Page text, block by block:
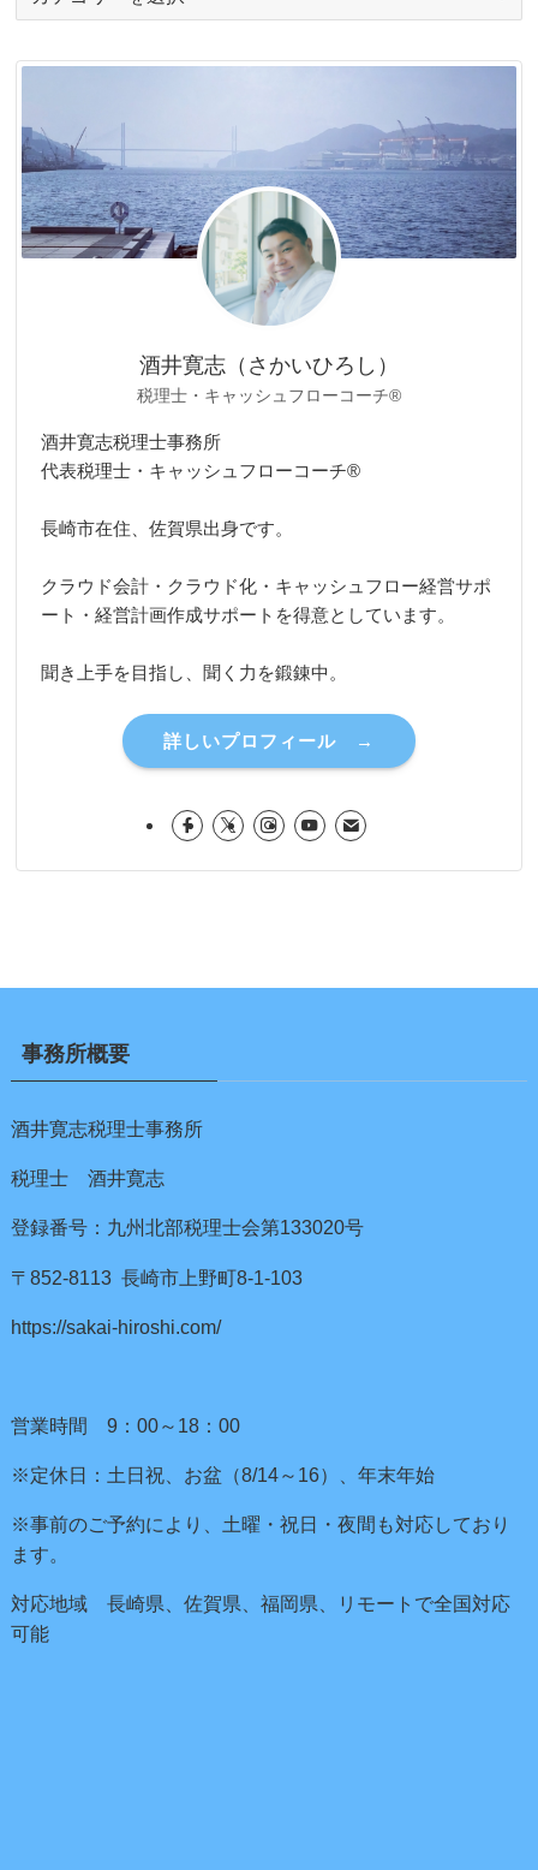
リ
酒井寛志（さかいひろし）
税理士・キャッシュフローコーチ®
酒井寛志税理士事務所
代表税理士・キャッシュフローコーチ®
長崎市在住、佐賀県出身です。
クラウド会計・クラウド化・キャッシュフロー経営サポ
ート・経営計画作成サポートを得意としています。
聞き上手を目指し、聞く力を鍛錬中。
詳しいプロフィール →
事務所概要
酒井寛志税理士事務所
税理士 酒井寛志
登録番号：九州北部税理士会第133020号
〒852-8113 長崎市上野町8-1-103
https://sakai-hiroshi.com/
営業時間 9：00～18：00
※定休日：土日祝、お盆（8/14～16）、年末年始
※事前のご予約により、土曜・祝日・夜間も対応しており
ます。
対応地域 長崎県、佐賀県、福岡県、リモートで全国対応
可能